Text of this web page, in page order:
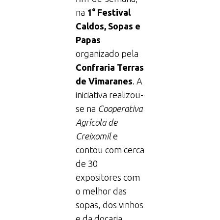
na 1° Festival
Caldos, Sopas e
Papas
organizado pela
Confraria Terras
de Vimaranes . A
iniciativa realizou-
se na Cooperativa
Agrícola de
Creixomile
contou com cerca
de 30
expositores com
o melhor das
sopas, dos vinhos